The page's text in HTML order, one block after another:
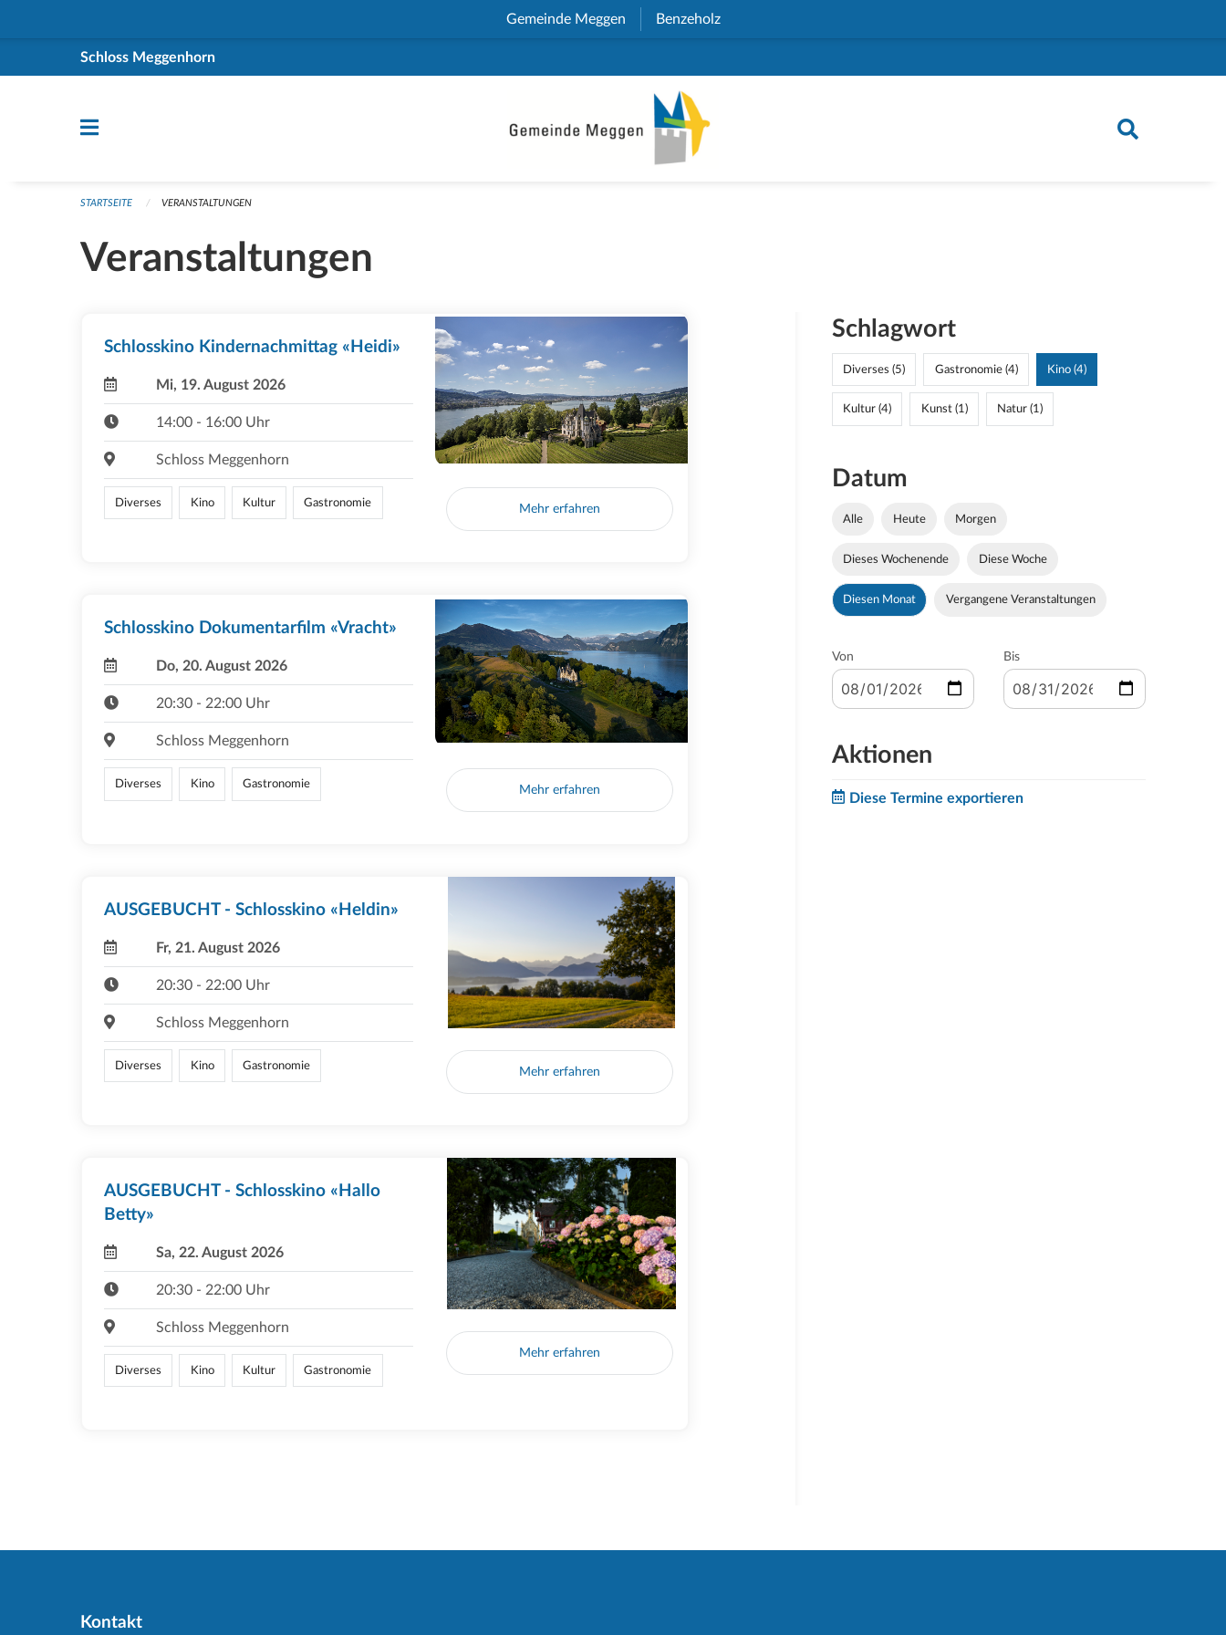
Gemeinde Meggen (External Link)
Benzeholz(External Link)
Schloss Meggenhorn
STARTSEITE VERANSTALTUNGEN
Veranstaltungen
Schlosskino Kindernachmittag «Heidi»
Mi, 19. August 2026
14:00 - 16:00 Uhr
Schloss Meggenhorn
Diverses Kino Kultur Gastronomie Mehr erfahren
Schlosskino Dokumentarfilm «Vracht»
Do, 20. August 2026
20:30 - 22:00 Uhr
Schloss Meggenhorn
Diverses Kino Gastronomie Mehr erfahren
AUSGEBUCHT - Schlosskino «Heldin»
Fr, 21. August 2026
20:30 - 22:00 Uhr
Schloss Meggenhorn
Diverses Kino Gastronomie Mehr erfahren
AUSGEBUCHT - Schlosskino «Hallo
Betty»
Sa, 22. August 2026
20:30 - 22:00 Uhr
Schloss Meggenhorn
Diverses Kino Kultur Gastronomie
Mehr erfahren
Schlagwort
Diverses (5) Gastronomie (4) Kino (4)
Kultur (4) Kunst (1) Natur (1)
Datum
Alle Heute Morgen
Dieses Wochenende Diese Woche
Diesen Monat Vergangene Veranstaltungen
Von Bis
Aktionen
Diese Termine exportieren
Kontakt